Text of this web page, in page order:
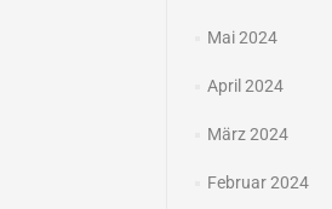
Mai 2024
April 2024
März 2024
Februar 2024